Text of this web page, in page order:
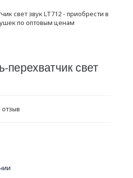
перехватчик свет
отзыв